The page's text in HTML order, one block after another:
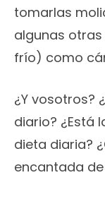
tomarlas
algunas
frío) como
¿Y vosotros?
diario? ¿Está
dieta diaria?
encantada